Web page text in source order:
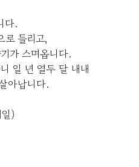
다.
로 들리고,
가 스며옵니다.
일 년 열두 달 내내
아납니다.
)